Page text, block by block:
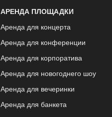
АРЕНДА ПЛОЩАДКИ
Аренда для концерта
Аренда для конференции
Аренда для корпоратива
Аренда для новогоднего шоу
Аренда для вечеринки
Аренда для банкета